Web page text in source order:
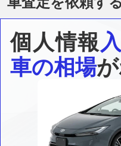
個人情報
車の相場